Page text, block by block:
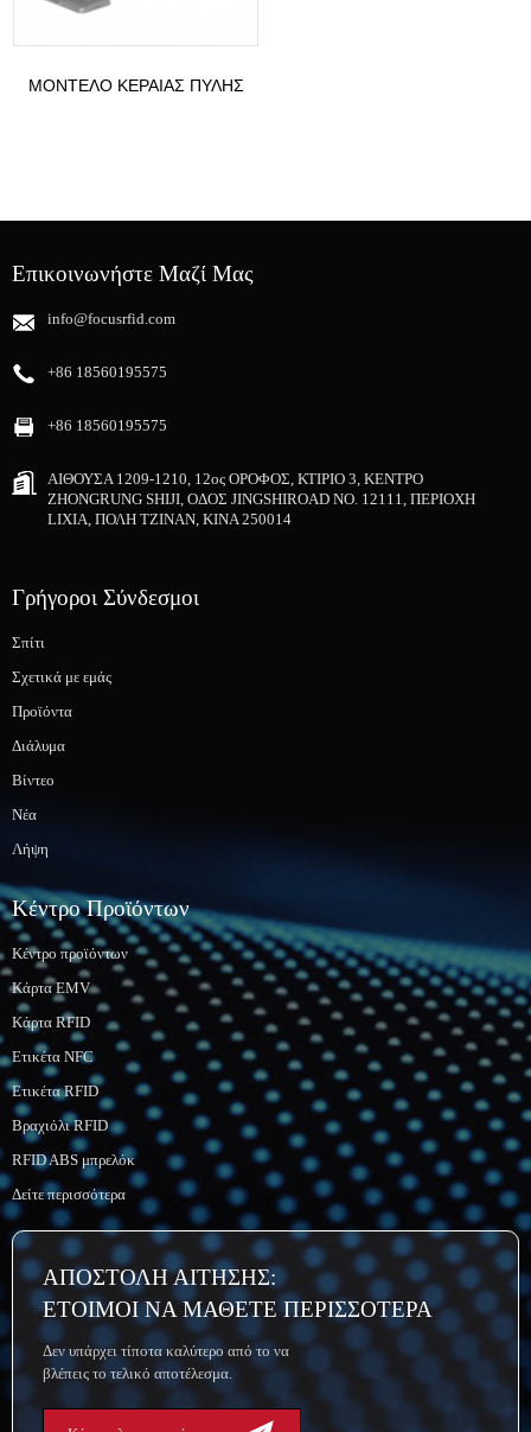
ΜΟΝΤΈΛΟ ΚΕΡΑΊΑΣ ΠΎΛΗΣ
Επικοινωνήστε Μαζί Μας
info@focusrfid.com
+86 18560195575
+86 18560195575
ΑΙΘΟΥΣΑ 1209-1210, 12ος ΟΡΟΦΟΣ, ΚΤΙΡΙΟ 3, ΚΕΝΤΡΟ
ZHONGRUNG SHIJI, ΟΔΟΣ JINGSHIROAD NO. 12111, ΠΕΡΙΟΧΗ
LIXIA, ΠΟΛΗ ΤΖΙΝΑΝ, ΚΙΝΑ 250014
Γρήγοροι Σύνδεσμοι
Σπίτι
Σχετικά με εμάς
Προϊόντα
Διάλυμα
Βίντεο
Νέα
Λήψη
Κέντρο Προϊόντων
Κέντρο προϊόντων
Κάρτα EMV
Κάρτα RFID
Ετικέτα NFC
Ετικέτα RFID
Βραχιόλι RFID
RFID ABS μπρελόκ
Δείτε περισσότερα
ΑΠΟΣΤΟΛΗ ΑΙΤΗΣΗΣ:
ΕΤΟΙΜΟΙ ΝΑ ΜΑΘΕΤΕ ΠΕΡΙΣΣΟΤΕΡΑ
Δεν υπάρχει τίποτα καλύτερο από το να
βλέπεις το τελικό αποτέλεσμα.